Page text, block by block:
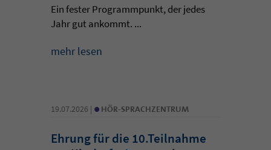
Ein fester Programmpunkt, der jedes
Jahr gut ankommt. ...
mehr lesen
19.07.2026 | • HÖR-SPRACHZENTRUM
Ehrung für die 10.Teilnahme